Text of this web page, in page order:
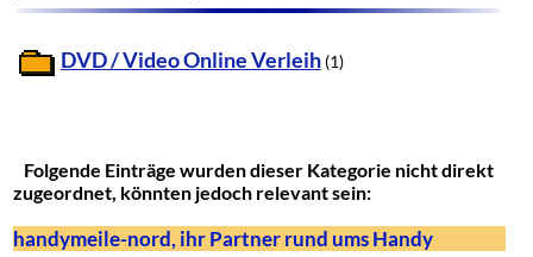
DVD / Video Online Verleih (1)
Folgende Einträge wurden dieser Kategorie nicht direkt
zugeordnet, könnten jedoch relevant sein:
handymeile-nord, ihr Partner rund ums Handy